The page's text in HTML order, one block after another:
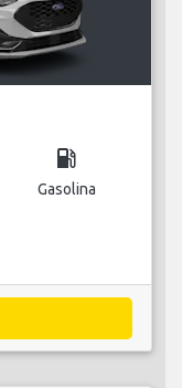
local_gas_station
Gasolina